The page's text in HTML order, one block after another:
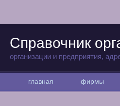
Справочник
организации и предприятия,
главная фирмы